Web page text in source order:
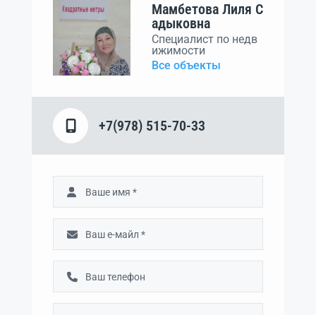
Мамбетова Лиля С
адыковна
Специалист по недв
ижимости
Все объекты
+7(978) 515-70-33